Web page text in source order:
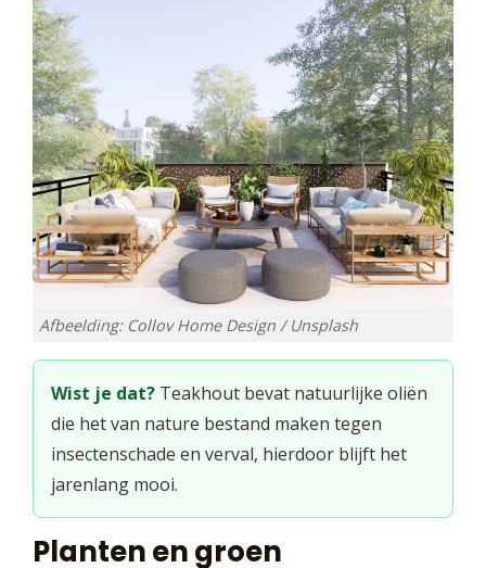
Afbeelding: Collov Home Design / Unsplash
Wist je dat? Teakhout bevat natuurlijke oliën
die het van nature bestand maken tegen
insectenschade en verval, hierdoor blijft het
jarenlang mooi.
Planten en groen